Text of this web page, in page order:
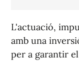
L'actuació,
amb una
per a garantir